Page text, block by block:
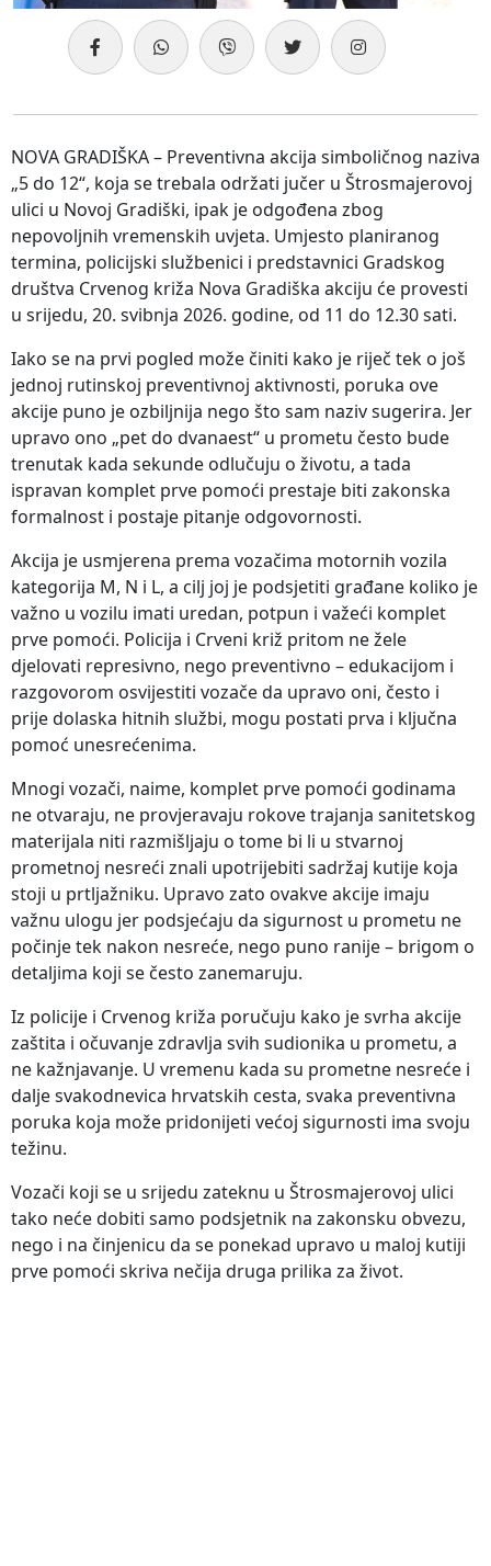
NOVA GRADIŠKA – Preventivna akcija simboličnog naziva
„5 do 12“, koja se trebala održati jučer u Štrosmajerovoj
ulici u Novoj Gradiški, ipak je odgođena zbog
nepovoljnih vremenskih uvjeta. Umjesto planiranog
termina, policijski službenici i predstavnici Gradskog
društva Crvenog križa Nova Gradiška akciju će provesti
u srijedu, 20. svibnja 2026. godine, od 11 do 12.30 sati.
Iako se na prvi pogled može činiti kako je riječ tek o još
jednoj rutinskoj preventivnoj aktivnosti, poruka ove
akcije puno je ozbiljnija nego što sam naziv sugerira. Jer
upravo ono „pet do dvanaest“ u prometu često bude
trenutak kada sekunde odlučuju o životu, a tada
ispravan komplet prve pomoći prestaje biti zakonska
formalnost i postaje pitanje odgovornosti.
Akcija je usmjerena prema vozačima motornih vozila
kategorija M, N i L, a cilj joj je podsjetiti građane koliko je
važno u vozilu imati uredan, potpun i važeći komplet
prve pomoći. Policija i Crveni križ pritom ne žele
djelovati represivno, nego preventivno – edukacijom i
razgovorom osvijestiti vozače da upravo oni, često i
prije dolaska hitnih službi, mogu postati prva i ključna
pomoć unesrećenima.
Mnogi vozači, naime, komplet prve pomoći godinama
ne otvaraju, ne provjeravaju rokove trajanja sanitetskog
materijala niti razmišljaju o tome bi li u stvarnoj
prometnoj nesreći znali upotrijebiti sadržaj kutije koja
stoji u prtljažniku. Upravo zato ovakve akcije imaju
važnu ulogu jer podsjećaju da sigurnost u prometu ne
počinje tek nakon nesreće, nego puno ranije – brigom o
detaljima koji se često zanemaruju.
Iz policije i Crvenog križa poručuju kako je svrha akcije
zaštita i očuvanje zdravlja svih sudionika u prometu, a
ne kažnjavanje. U vremenu kada su prometne nesreće i
dalje svakodnevica hrvatskih cesta, svaka preventivna
poruka koja može pridonijeti većoj sigurnosti ima svoju
težinu.
Vozači koji se u srijedu zateknu u Štrosmajerovoj ulici
tako neće dobiti samo podsjetnik na zakonsku obvezu,
nego i na činjenicu da se ponekad upravo u maloj kutiji
prve pomoći skriva nečija druga prilika za život.